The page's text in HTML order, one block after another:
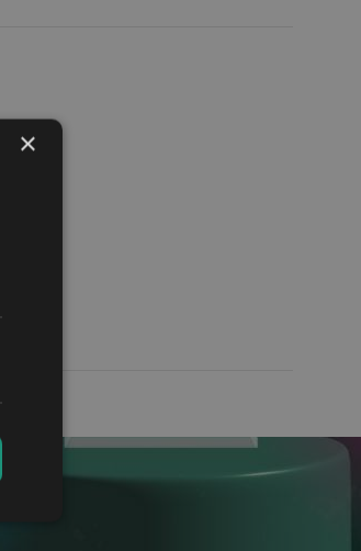
×